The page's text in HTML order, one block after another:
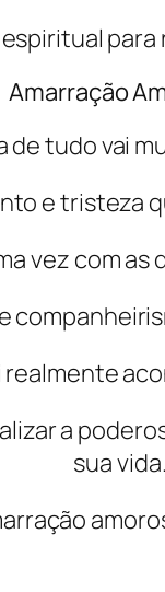
Amarração
tudo vai
e tristeza
vez com
realmente
a
sua vida.